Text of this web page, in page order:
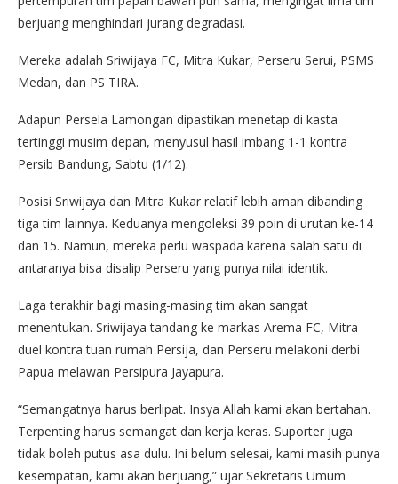
berjuang menghindari jurang degradasi.
Mereka adalah Sriwijaya FC, Mitra Kukar, Perseru Serui, PSMS
Medan, dan PS TIRA.
Adapun Persela Lamongan dipastikan menetap di kasta
tertinggi musim depan, menyusul hasil imbang 1-1 kontra
Persib Bandung, Sabtu (1/12).
Posisi Sriwijaya dan Mitra Kukar relatif lebih aman dibanding
tiga tim lainnya. Keduanya mengoleksi 39 poin di urutan ke-14
dan 15. Namun, mereka perlu waspada karena salah satu di
antaranya bisa disalip Perseru yang punya nilai identik.
Laga terakhir bagi masing-masing tim akan sangat
menentukan. Sriwijaya tandang ke markas Arema FC, Mitra
duel kontra tuan rumah Persija, dan Perseru melakoni derbi
Papua melawan Persipura Jayapura.
“Semangatnya harus berlipat. Insya Allah kami akan bertahan.
Terpenting harus semangat dan kerja keras. Suporter juga
tidak boleh putus asa dulu. Ini belum selesai, kami masih punya
kesempatan, kami akan berjuang,” ujar Sekretaris Umum